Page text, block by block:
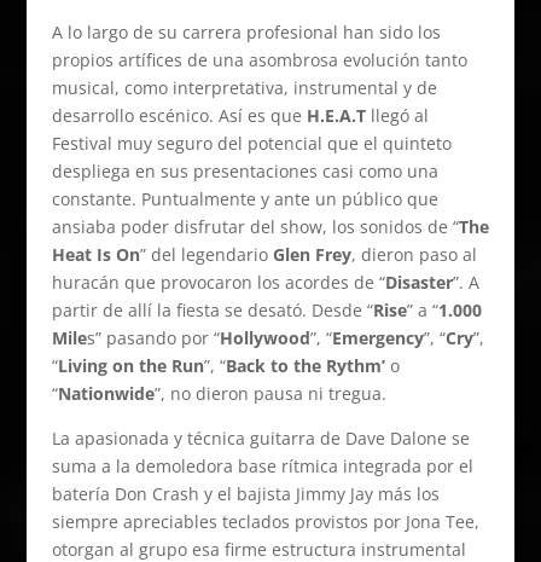
A lo largo de su carrera profesional han sido los
propios artífices de una asombrosa evolución tanto
musical, como interpretativa, instrumental y de
desarrollo escénico. Así es que H.E.A.Tllegó al
Festival muy seguro del potencial que el quinteto
despliega en sus presentaciones casi como una
constante. Puntualmente y ante un público que
ansiaba poder disfrutar del show, los sonidos de “The
Heat Is On” del legendario Glen Frey, dieron paso al
huracán que provocaron los acordes de “Disaster”. A
partir de allí la fiesta se desató. Desde “Rise” a “1.000
Miles” pasando por “Hollywood”, “Emergency”, “Cry”,
“Living on the Run”, “Back to the Rythm’o
“Nationwide”, no dieron pausa ni tregua.
La apasionada y técnica guitarra de Dave Dalone se
suma a la demoledora base rítmica integrada por el
batería Don Crash y el bajista Jimmy Jay más los
siempre apreciables teclados provistos por Jona Tee,
otorgan al grupo esa firme estructura instrumental